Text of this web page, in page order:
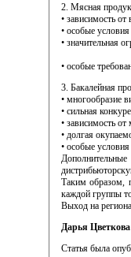
2. Мясная
• зависимость
• особые
• значительная
• особые
3. Бакалейная
• многообразие
• сильная
• зависимость
• долгая
• особые
Таким образом,
каждой группы
Выход на
Дарья Цветкова
Статья была